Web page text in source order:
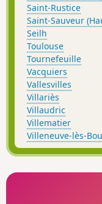
Saint-Rustice
Saint-Sauveur
Seilh
Toulouse
Tournefeuille
Vacquiers
Vallesvilles
Villariès
Villaudric
Villematier
Villeneuve-lès-